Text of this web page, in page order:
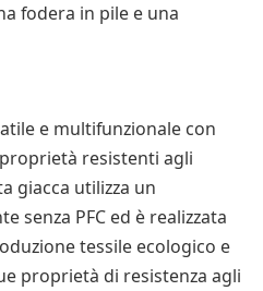
fodera in pile e una
e multifunzionale con
resistenti agli
giacca utilizza un
senza PFC ed è realizzata
tessile ecologico e
proprietà di resistenza agli